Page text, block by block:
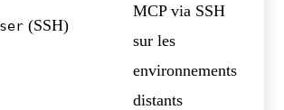
(SSH)
MCP via SSH
sur les
environnements
distants